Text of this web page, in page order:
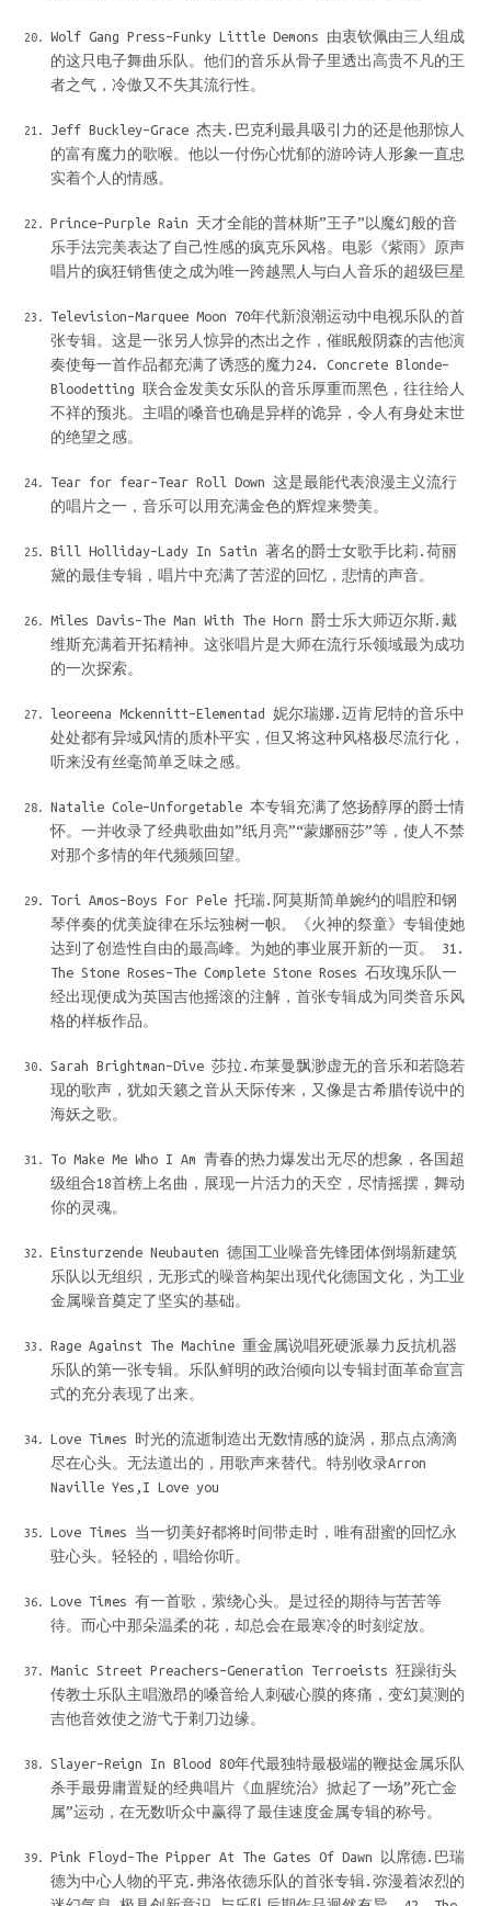
Wolf Gang Press–Funky Little Demons 由衷钦佩由三人组成
的这只电子舞曲乐队。他们的音乐从骨子里透出高贵不凡的王
者之气，冷傲又不失其流行性。
Jeff Buckley–Grace 杰夫.巴克利最具吸引力的还是他那惊人
的富有魔力的歌喉。他以一付伤心忧郁的游吟诗人形象一直忠
实着个人的情感。
Prince–Purple Rain 天才全能的普林斯”王子”以魔幻般的音
乐手法完美表达了自己性感的疯克乐风格。电影《紫雨》原声
唱片的疯狂销售使之成为唯一跨越黑人与白人音乐的超级巨星
Television–Marquee Moon 70年代新浪潮运动中电视乐队的首
张专辑。这是一张另人惊异的杰出之作，催眠般阴森的吉他演
奏使每一首作品都充满了诱惑的魔力24. Concrete Blonde–
Bloodetting 联合金发美女乐队的音乐厚重而黑色，往往给人
不祥的预兆。主唱的嗓音也确是异样的诡异，令人有身处末世
的绝望之感。
Tear for fear–Tear Roll Down 这是最能代表浪漫主义流行
的唱片之一，音乐可以用充满金色的辉煌来赞美。
Bill Holliday–Lady In Satin 著名的爵士女歌手比莉.荷丽
黛的最佳专辑，唱片中充满了苦涩的回忆，悲情的声音。
Miles Davis–The Man With The Horn 爵士乐大师迈尔斯.戴
维斯充满着开拓精神。这张唱片是大师在流行乐领域最为成功
的一次探索。
leoreena Mckennitt–Elementad 妮尔瑞娜.迈肯尼特的音乐中
处处都有异域风情的质朴平实，但又将这种风格极尽流行化，
听来没有丝毫简单乏味之感。
Natalie Cole–Unforgetable 本专辑充满了悠扬醇厚的爵士情
怀。一并收录了经典歌曲如”纸月亮”“蒙娜丽莎”等，使人不禁
对那个多情的年代频频回望。
Tori Amos–Boys For Pele 托瑞.阿莫斯简单婉约的唱腔和钢
琴伴奏的优美旋律在乐坛独树一帜。《火神的祭童》专辑使她
达到了创造性自由的最高峰。为她的事业展开新的一页。 31.
The Stone Roses–The Complete Stone Roses 石玫瑰乐队一
经出现便成为英国吉他摇滚的注解，首张专辑成为同类音乐风
格的样板作品。
Sarah Brightman–Dive 莎拉.布莱曼飘渺虚无的音乐和若隐若
现的歌声，犹如天籁之音从天际传来，又像是古希腊传说中的
海妖之歌。
To Make Me Who I Am 青春的热力爆发出无尽的想象，各国超
级组合18首榜上名曲，展现一片活力的天空，尽情摇摆，舞动
你的灵魂。
Einsturzende Neubauten 德国工业噪音先锋团体倒塌新建筑
乐队以无组织，无形式的噪音构架出现代化德国文化，为工业
金属噪音奠定了坚实的基础。
Rage Against The Machine 重金属说唱死硬派暴力反抗机器
乐队的第一张专辑。乐队鲜明的政治倾向以专辑封面革命宣言
式的充分表现了出来。
Love Times 时光的流逝制造出无数情感的旋涡，那点点滴滴
尽在心头。无法道出的，用歌声来替代。特别收录Arron
Naville Yes,I Love you
Love Times 当一切美好都将时间带走时，唯有甜蜜的回忆永
驻心头。轻轻的，唱给你听。
Love Times 有一首歌，萦绕心头。是过径的期待与苦苦等
待。而心中那朵温柔的花，却总会在最寒冷的时刻绽放。
Manic Street Preachers–Generation Terroeists 狂躁街头
传教士乐队主唱激昂的嗓音给人刺破心膜的疼痛，变幻莫测的
吉他音效使之游弋于剃刀边缘。
Slayer–Reign In Blood 80年代最独特最极端的鞭挞金属乐队
杀手最毋庸置疑的经典唱片《血腥统治》掀起了一场”死亡金
属”运动，在无数听众中赢得了最佳速度金属专辑的称号。
Pink Floyd–The Pipper At The Gates Of Dawn 以席德.巴瑞
德为中心人物的平克.弗洛依德乐队的首张专辑.弥漫着浓烈的